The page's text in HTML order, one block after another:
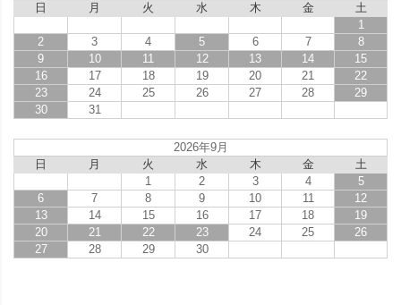
日
月 火 水 木 金
土
1
2
3 4 5 6 7
8
9
10 11 12 13 14
15
16
17 18 19 20 21
22
23
24 25 26 27 28
29
30
31
2026年9月
日
月 火 水 木 金
土
1
2 3 4
5
6
7 8 9 10 11
12
13
14 15 16 17 18
19
20
21 22 23 24 25
26
27
28 29 30